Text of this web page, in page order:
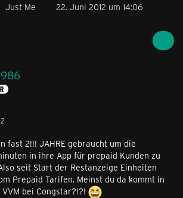
Just Me 22. Juni 2012 um 14:06
fast 2!!! JAHRE gebraucht um die
in ihre App für prepaid Kunden zu
seit Start der Restanzeige Einheiten
Prepaid Tarifen. Meinst du da kommt in
bei Congstar?!?!